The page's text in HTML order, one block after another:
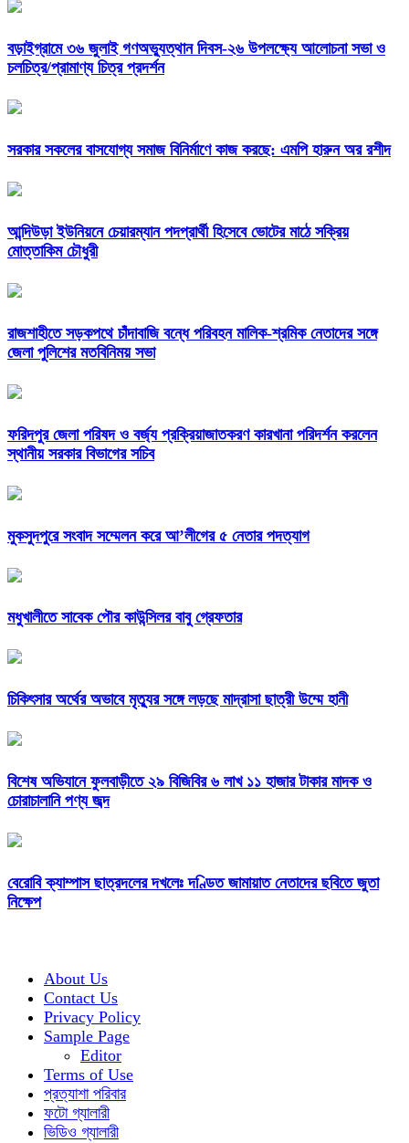
বড়াইগ্রামে ৩৬ জুলাই গণঅভ্যুত্থান দিবস-২৬ উপলক্ষ্যে আলোচনা সভা ও
চলচিত্র/প্রামাণ্য চিত্র প্রদর্শন
সরকার সকলের বাসযোগ্য সমাজ বিনির্মাণে কাজ করছে: এমপি হারুন অর রশীদ
আন্দিউড়া ইউনিয়নে চেয়ারম্যান পদপ্রার্থী হিসেবে ভোটের মাঠে সক্রিয়
মোত্তাকিম চৌধুরী
রাজশাহীতে সড়কপথে চাঁদাবাজি বন্ধে পরিবহন মালিক-শ্রমিক নেতাদের সঙ্গে
জেলা পুলিশের মতবিনিময় সভা
ফরিদপুর জেলা পরিষদ ও বর্জ্য প্রক্রিয়াজাতকরণ কারখানা পরিদর্শন করলেন
স্থানীয় সরকার বিভাগের সচিব
মুকসুদপুরে সংবাদ সম্মেলন করে আ’লীগের ৫ নেতার পদত্যাগ
মধুখালীতে সাবেক পৌর কাউন্সিলর বাবু গ্রেফতার
চিকিৎসার অর্থের অভাবে মৃত্যুর সঙ্গে লড়ছে মাদ্রাসা ছাত্রী উম্মে হানী
বিশেষ অভিযানে ফুলবাড়ীতে ২৯ বিজিবির ৬ লাখ ১১ হাজার টাকার মাদক ও
চোরাচালানি পণ্য জব্দ
বেরোবি ক্যাম্পাস ছাত্রদলের দখলেঃ দণ্ডিত জামায়াত নেতাদের ছবিতে জুতা
নিক্ষেপ
About Us
Contact Us
Privacy Policy
Sample Page
Editor
Terms of Use
প্রত্যাশা পরিবার
ফটো গ্যালারী
ভিডিও গ্যালারী